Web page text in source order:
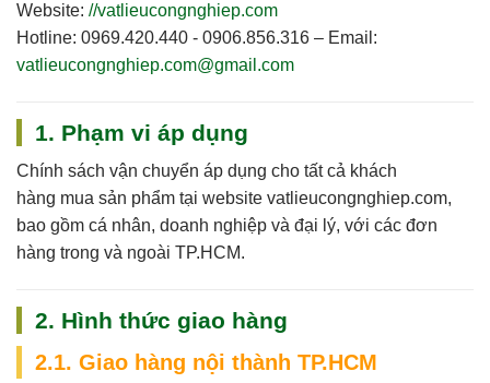
Website: //vatlieucongnghiep.com
Hotline: 0969.420.440 - 0906.856.316 – Email:
vatlieucongnghiep.com@gmail.com
1. Phạm vi áp dụng
Chính sách vận chuyển áp dụng cho tất cả khách
hàng mua sản phẩm tại website vatlieucongnghiep.com,
bao gồm cá nhân, doanh nghiệp và đại lý, với các đơn
hàng trong và ngoài TP.HCM.
2. Hình thức giao hàng
2.1. Giao hàng nội thành TP.HCM